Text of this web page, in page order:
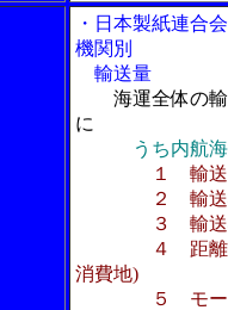
・日本製紙連合
機関別
輸送量
海運全体の
に
うち内航
１ 輸送
２ 輸送機関
３ 輸送機
４ 距離帯別
消費地)
５ モーダル